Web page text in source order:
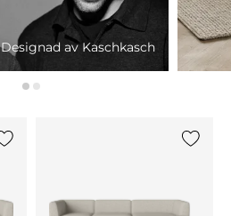
Designad av Kaschkasch